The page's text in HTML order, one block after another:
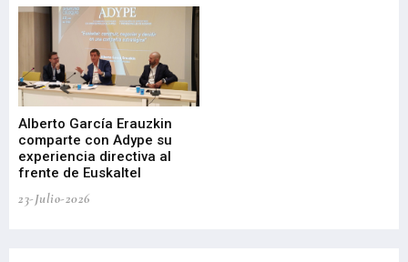
Alberto García Erauzkin
comparte con Adype su
experiencia directiva al
frente de Euskaltel
23-Julio-2026